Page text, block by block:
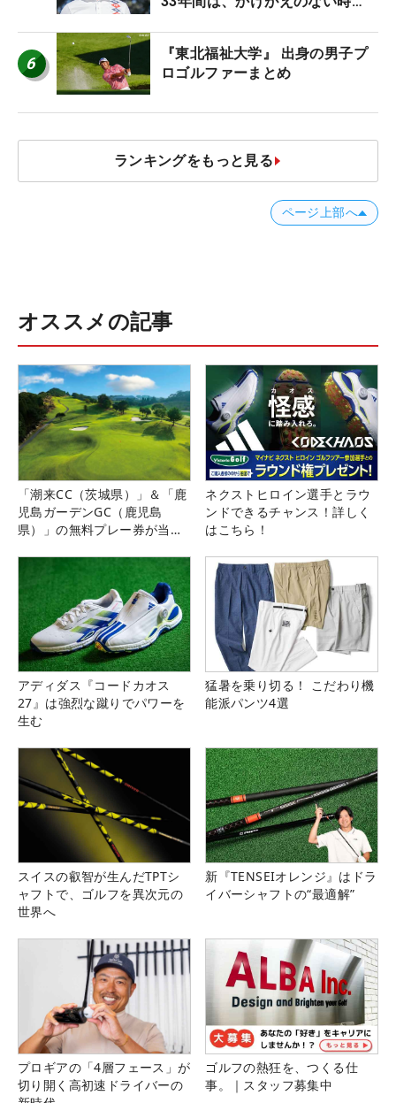
6
『東北福祉大学』 出身の男子プ
ロゴルファーまとめ
ランキングをもっと見る
ページ上部へ
オススメの記事
「潮来CC（茨城県）」＆「鹿
児島ガーデンGC（鹿児島
県）」の無料プレー券が当た
ネクストヒロイン選手とラウ
ンドできるチャンス！詳しく
はこちら！
アディダス『コードカオス
27』は強烈な蹴りでパワーを
生む
猛暑を乗り切る！ こだわり機
能派パンツ4選
スイスの叡智が生んだTPTシ
ャフトで、ゴルフを異次元の
世界へ
新『TENSEIオレンジ』はドラ
イバーシャフトの“最適解”
プロギアの「4層フェース」が
切り開く高初速ドライバーの
ゴルフの熱狂を、つくる仕
事。｜スタッフ募集中